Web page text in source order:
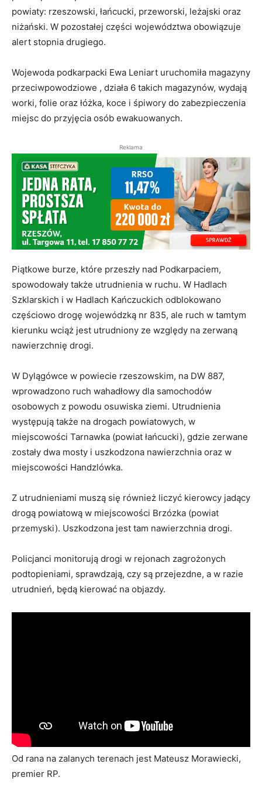
powiaty: rzeszowski, łańcucki, przeworski, leżajski oraz
niżański. W pozostałej części województwa obowiązuje
alert stopnia drugiego.
Wojewoda podkarpacki Ewa Leniart uruchomiła magazyny
przeciwpowodziowe , działa 6 takich magazynów, wydają
worki, folie oraz łóżka, koce i śpiwory do zabezpieczenia
miejsc do przyjęcia osób ewakuowanych.
Reklama
Piątkowe burze, które przeszły nad Podkarpaciem,
spowodowały także utrudnienia w ruchu. W Hadlach
Szklarskich i w Hadlach Kańczuckich odblokowano
częściowo drogę wojewódzką nr 835, ale ruch w tamtym
kierunku wciąż jest utrudniony ze względy na zerwaną
nawierzchnię drogi.
W Dylągówce w powiecie rzeszowskim, na DW 887,
wprowadzono ruch wahadłowy dla samochodów
osobowych z powodu osuwiska ziemi. Utrudnienia
występują także na drogach powiatowych, w
miejscowości Tarnawka (powiat łańcucki), gdzie zerwane
zostały dwa mosty i uszkodzona nawierzchnia oraz w
miejscowości Handzlówka.
Z utrudnieniami muszą się również liczyć kierowcy jadący
drogą powiatową w miejscowości Brzózka (powiat
przemyski). Uszkodzona jest tam nawierzchnia drogi.
Policjanci monitorują drogi w rejonach zagrożonych
podtopieniami, sprawdzają, czy są przejezdne, a w razie
utrudnień, będą kierować na objazdy.
Od rana na zalanych terenach jest Mateusz Morawiecki,
premier RP.